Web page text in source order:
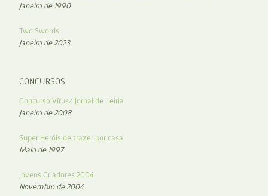
Janeiro de 1990
Two Swords
Janeiro de 2023
CONCURSOS
Concurso Vírus/ Jornal de Leiria
Janeiro de 2008
Super Heróis de trazer por casa
Maio de 1997
Jovens Criadores 2004
Novembro de 2004